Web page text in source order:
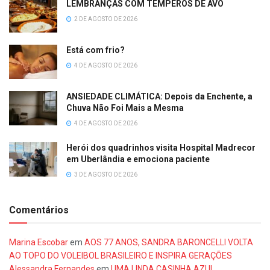
LEMBRANÇAS COM TEMPEROS DE AVÓ
2 DE AGOSTO DE 2026
Está com frio?
4 DE AGOSTO DE 2026
ANSIEDADE CLIMÁTICA: Depois da Enchente, a
Chuva Não Foi Mais a Mesma
4 DE AGOSTO DE 2026
Herói dos quadrinhos visita Hospital Madrecor
em Uberlândia e emociona paciente
3 DE AGOSTO DE 2026
Comentários
Marina Escobarem AOS 77 ANOS, SANDRA BARONCELLI VOLTA
AO TOPO DO VOLEIBOL BRASILEIRO E INSPIRA GERAÇÕES